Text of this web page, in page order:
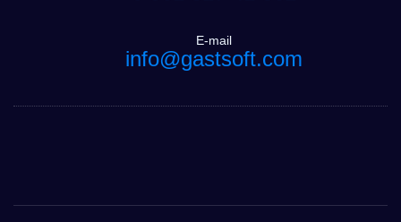
E-mail
info@gastsoft.com